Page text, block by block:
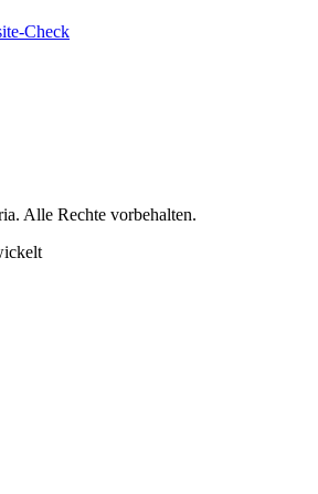
Check
Alle Rechte vorbehalten.